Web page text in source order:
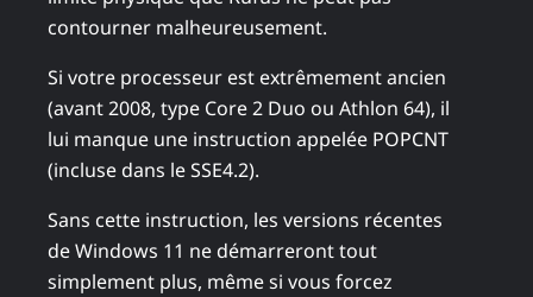
contourner malheureusement.
Si votre processeur est extrêmement ancien
(avant 2008, type Core 2 Duo ou Athlon 64), il
lui manque une instruction appelée POPCNT
(incluse dans le SSE4.2).
Sans cette instruction, les versions récentes
de Windows 11 ne démarreront tout
simplement plus, même si vous forcez